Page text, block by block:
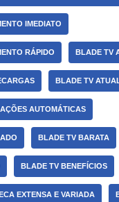
IMEDIATO
RÁPIDO BLADE TV
BLADE TV
AUTOMÁTICAS
BLADE TV BARATA
BLADE TV BENEFÍCIOS
EXTENSA E VARIADA